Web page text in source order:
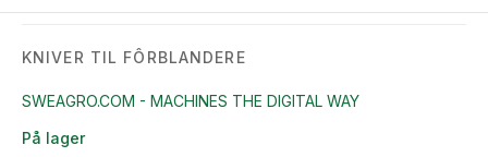
KNIVER TIL FÔRBLANDERE
SWEAGRO.COM - MACHINES THE DIGITAL WAY
På lager